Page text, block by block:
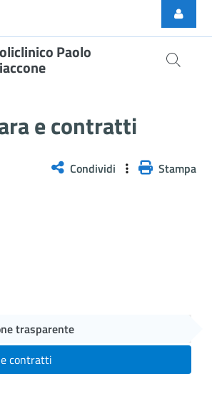
Paolo
e contratti
Condividi Stampa
trasparente
contratti